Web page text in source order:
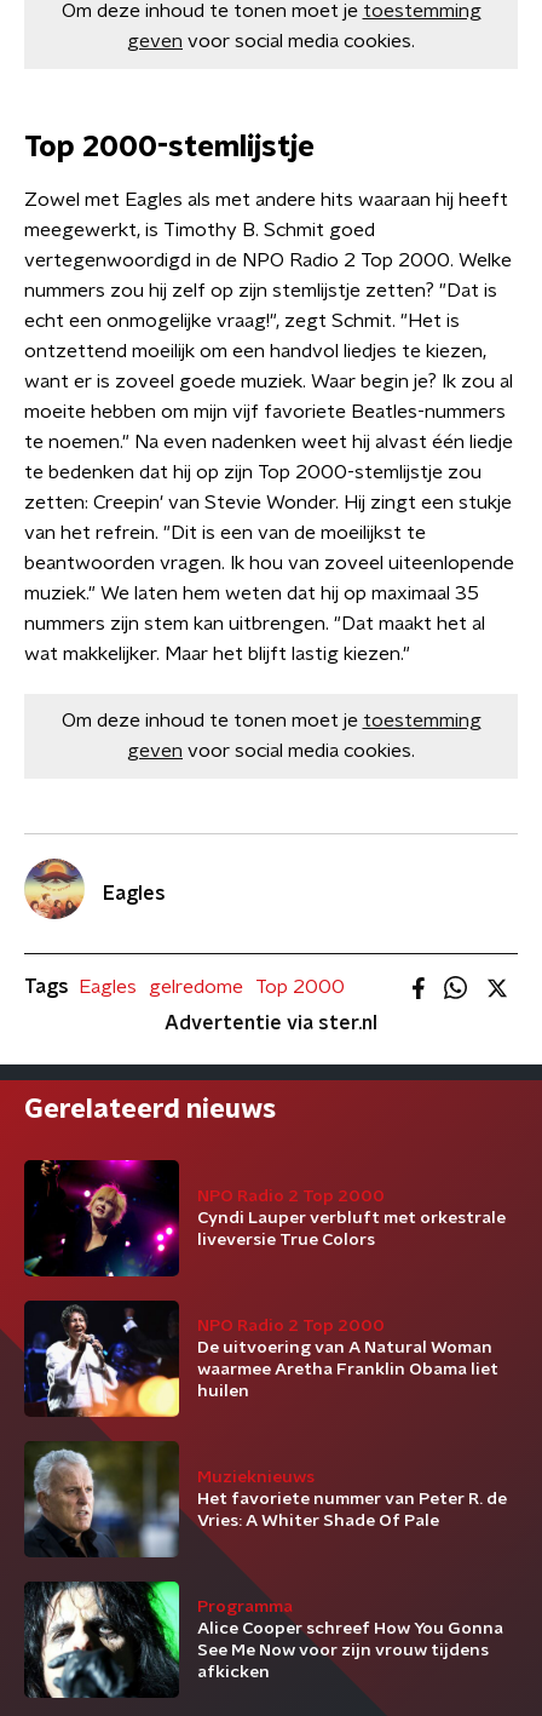
Om deze inhoud te tonen moet je toestemming
geven voor social media cookies.
Top 2000-stemlijstje
Zowel met Eagles als met andere hits waaraan hij heeft
meegewerkt, is Timothy B. Schmit goed
vertegenwoordigd in de NPO Radio 2 Top 2000. Welke
nummers zou hij zelf op zijn stemlijstje zetten? "Dat is
echt een onmogelijke vraag!", zegt Schmit. "Het is
ontzettend moeilijk om een handvol liedjes te kiezen,
want er is zoveel goede muziek. Waar begin je? Ik zou al
moeite hebben om mijn vijf favoriete Beatles-nummers
te noemen." Na even nadenken weet hij alvast één liedje
te bedenken dat hij op zijn Top 2000-stemlijstje zou
zetten: Creepin' van Stevie Wonder. Hij zingt een stukje
van het refrein. "Dit is een van de moeilijkst te
beantwoorden vragen. Ik hou van zoveel uiteenlopende
muziek." We laten hem weten dat hij op maximaal 35
nummers zijn stem kan uitbrengen. "Dat maakt het al
wat makkelijker. Maar het blijft lastig kiezen."
Om deze inhoud te tonen moet je toestemming
geven voor social media cookies.
Eagles
Tags Eagles gelredome
Top 2000
Advertentie via ster.nl
Gerelateerd nieuws
NPO Radio 2 Top 2000
Cyndi Lauper verbluft met orkestrale
liveversie True Colors
NPO Radio 2 Top 2000
De uitvoering van A Natural Woman
waarmee Aretha Franklin Obama liet
huilen
Muzieknieuws
Het favoriete nummer van Peter R. de
Vries: A Whiter Shade Of Pale
Programma
Alice Cooper schreef How You Gonna
See Me Now voor zijn vrouw tijdens
afkicken